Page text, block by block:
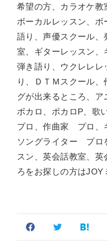
希望の方、カラオケ教
ボーカルレッスン、ボ
語り、声優スクール、
室、ギターレッスン、
弾き語り、ウクレレ
り、ＤＴＭスクール
グが出来るところ、ア
ボカロ、ボカロP、
プロ、作曲家 プロ、
ソングライター プロ
スン、英会話教室、英
ろをお探しの方はJOY